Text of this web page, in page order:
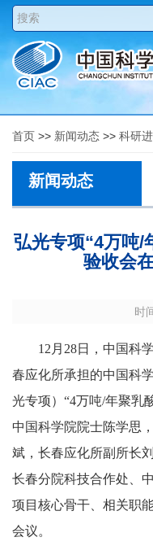
首页 >> 新闻动态 >> 科研
新闻动态
弘光专项“4万吨/
验收会
时
12月28日，中国科学
春应化所承担的中国科
光专项）“4万吨/年聚乳
中国科学院院士陈学思
斌，长春应化所副所长
长春分院科技合作处、
项目核心骨干、相关职
会议。